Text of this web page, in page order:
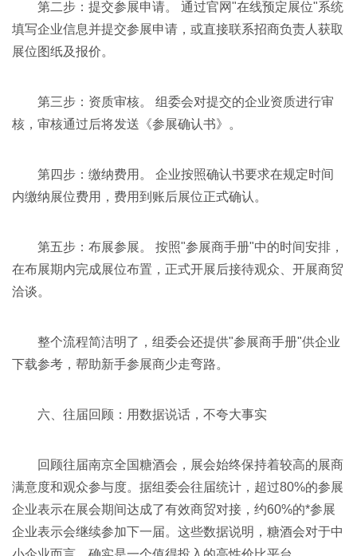
第二步：提交参展申请。 通过官网"在线预定展位"系统
填写企业信息并提交参展申请，或直接联系招商负责人获取
展位图纸及报价。
第三步：资质审核。 组委会对提交的企业资质进行审
核，审核通过后将发送《参展确认书》。
第四步：缴纳费用。 企业按照确认书要求在规定时间
内缴纳展位费用，费用到账后展位正式确认。
第五步：布展参展。 按照"参展商手册"中的时间安排，
在布展期内完成展位布置，正式开展后接待观众、开展商贸
洽谈。
整个流程简洁明了，组委会还提供"参展商手册"供企业
下载参考，帮助新手参展商少走弯路。
六、往届回顾：用数据说话，不夸大事实
回顾往届南京全国糖酒会，展会始终保持着较高的展商
满意度和观众参与度。据组委会往届统计，超过80%的参展
企业表示在展会期间达成了有效商贸对接，约60%的*参展
企业表示会继续参加下一届。这些数据说明，糖酒会对于中